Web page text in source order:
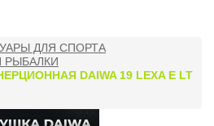
ДЛЯ СПОРТА
РЫБАЛКИ
DAIWA 19 LEXA E LT